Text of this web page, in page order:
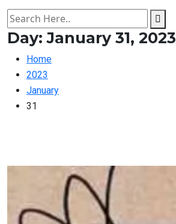
Day:January 31, 2023
Home
2023
January
31